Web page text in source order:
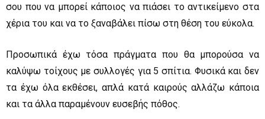
σου που να μπορεί κάποιος να πιάσει το αντικείμενο στα
χέρια του και να το ξαναβάλει πίσω στη θέση του εύκολα.
Προσωπικά έχω τόσα πράγματα που θα μπορούσα να
καλύψω τοίχους με συλλογές για 5 σπίτια. Φυσικά και δεν
τα έχω όλα εκθέσει, απλά κατά καιρούς αλλάζω κάποια
και τα άλλα παραμένουν ευσεβής πόθος.